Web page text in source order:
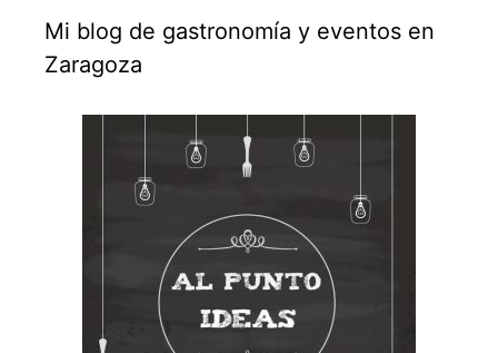
Mi blog de gastronomía y eventos en
Zaragoza